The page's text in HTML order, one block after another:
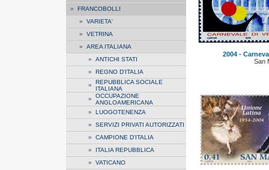
» FRANCOBOLLI
» VARIETA'
» VETRINA
» AREA ITALIANA
» ANTICHI STATI
» REGNO D'ITALIA
» REPUBBLICA SOCIALE
ITALIANA
» OCCUPAZIONE
ANGLOAMERICANA
» LUOGOTENENZA
» SERVIZI PRIVATI AUTORIZZATI
» CAMPIONE D'ITALIA
» ITALIA REPUBBLICA
» VATICANO
2004 -
San